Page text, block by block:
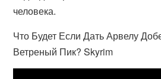
человека.
Что Будет Если Дать Арвелу
Ветреный Пик? Skyrim